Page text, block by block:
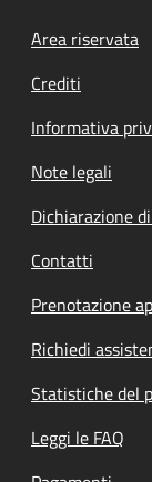
Footer
Area riservata
Crediti
Informativa
Note legali
Dichiarazione
Contatti
Prenotazione
Richiedi
Statistiche del
Leggi le FAQ